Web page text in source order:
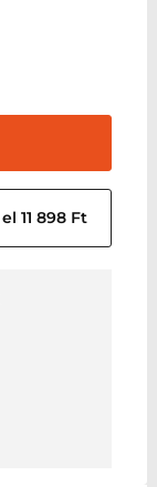
el 11 898 Ft